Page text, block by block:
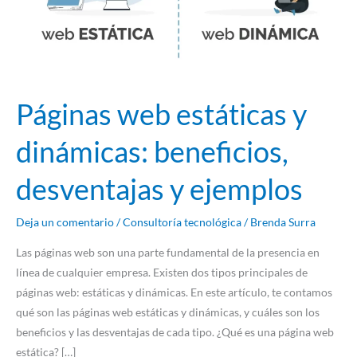
Páginas web estáticas y
dinámicas: beneficios,
desventajas y ejemplos
Deja un comentario/Consultoría tecnológica/Brenda Surra
Las páginas web son una parte fundamental de la presencia en
línea de cualquier empresa. Existen dos tipos principales de
páginas web: estáticas y dinámicas. En este artículo, te contamos
qué son las páginas web estáticas y dinámicas, y cuáles son los
beneficios y las desventajas de cada tipo. ¿Qué es una página web
estática? […]
desventajas